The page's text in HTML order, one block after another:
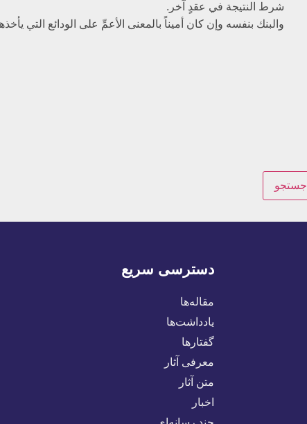
شرط النتيجة في عقدٍ آخر.
والبنك بنفسه وإن كان أميناً بالمعنى الأعمِّ على الودائع التي
جستجو
دسترسی سریع
مقاله‌ها
یادداشت‌ها
گفتارها
معرفی آثار
متن آثار
اخبار